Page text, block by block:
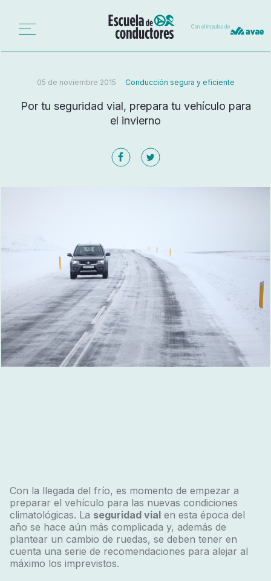
Con el impulso de
05 de noviembre 2015 Conducción segura y eficiente
Por tu seguridad vial, prepara tu vehículo para
el invierno
Con la llegada del frío, es momento de empezar a
preparar el vehículo para las nuevas condiciones
climatológicas. La seguridad vialen esta época del
año se hace aún más complicada y, además de
plantear un cambio de ruedas, se deben tener en
cuenta una serie de recomendaciones para alejar al
máximo los imprevistos.